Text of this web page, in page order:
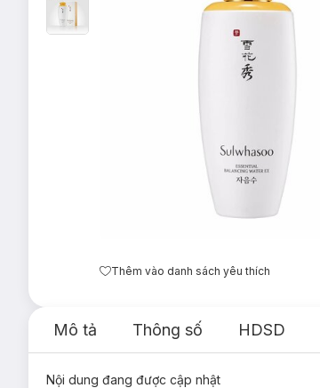
Thêm vào danh sách yêu thích
Mô tả Thông số HDSD
Nội dung đang được cập nhật